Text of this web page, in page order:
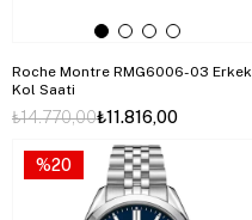
Roche Montre RMG6006-03 Erkek
Kol Saati
₺11.816,00
₺14.770,00
%20